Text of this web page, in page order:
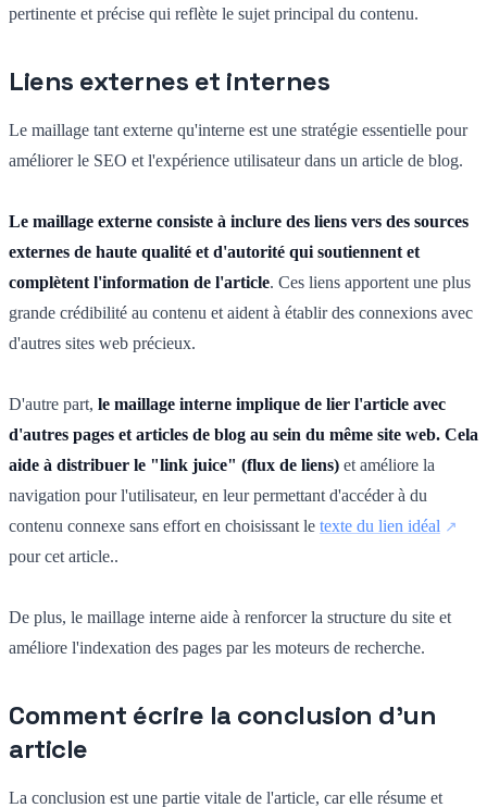
pertinente et précise qui reflète le sujet principal du contenu.
Liens externes et internes
Le maillage tant externe qu'interne est une stratégie essentielle pour
améliorer le SEO et l'expérience utilisateur dans un article de blog.
Le maillage externe consiste à inclure des liens vers des sources
externes de haute qualité et d'autorité qui soutiennent et
complètent l'information de l'article. Ces liens apportent une plus
grande crédibilité au contenu et aident à établir des connexions avec
d'autres sites web précieux.
D'autre part, le maillage interne implique de lier l'article avec
d'autres pages et articles de blog au sein du même site web. Cela
aide à distribuer le "link juice" (flux de liens) et améliore la
navigation pour l'utilisateur, en leur permettant d'accéder à du
contenu connexe sans effort en choisissant le texte du lien idéal
pour cet article..
De plus, le maillage interne aide à renforcer la structure du site et
améliore l'indexation des pages par les moteurs de recherche.
Comment écrire la conclusion d'un
article
La conclusion est une partie vitale de l'article, car elle résume et